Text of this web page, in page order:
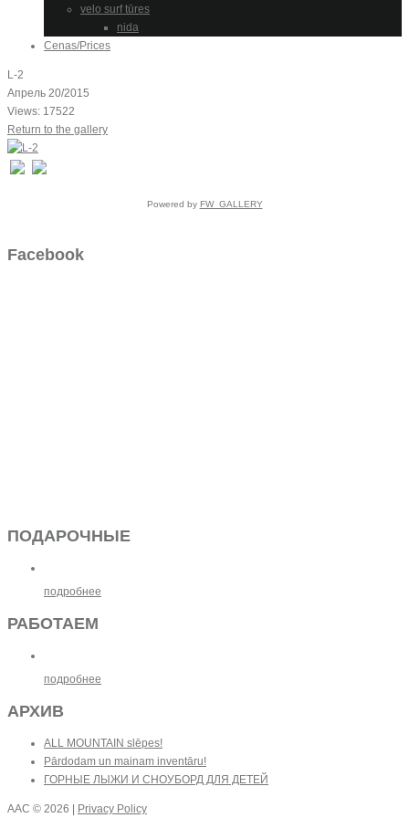
velo surf tūres
nida
Cenas/Prices
L-2
Апрель 20/2015
Views: 17522
Return to the gallery
Powered by FW_GALLERY
Facebook
ПОДАРОЧНЫЕ
подробнее
РАБОТАЕМ
подробнее
АРХИВ
ALL MOUNTAIN slēpes!
Pārdodam un mainam inventāru!
ГОРНЫЕ ЛЫЖИ И СНОУБОРД ДЛЯ ДЕТЕЙ
AAC © 2026 | Privacy Policy